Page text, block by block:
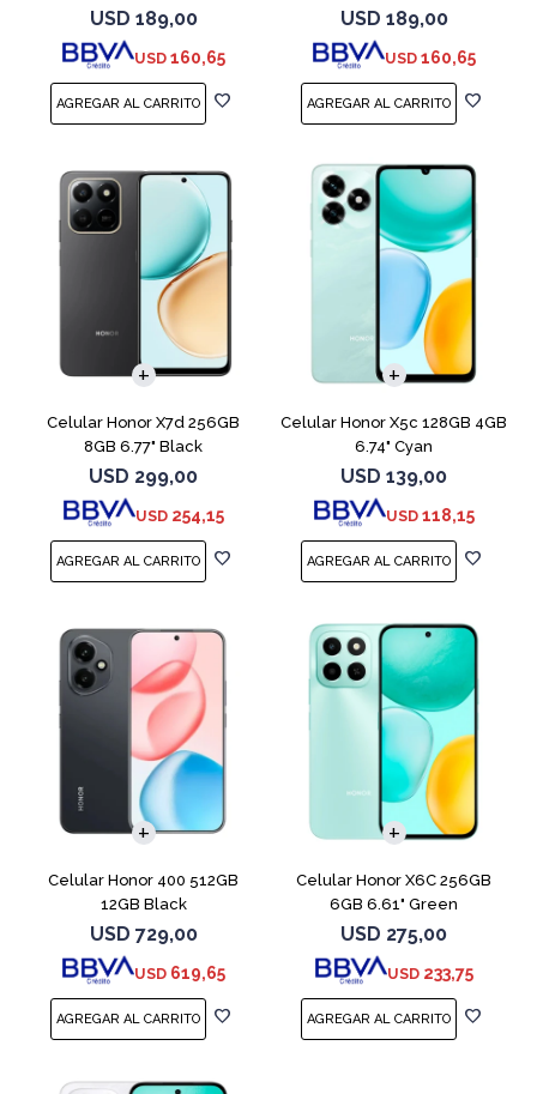
USD 189,00
USD 160,65
USD 189,00
USD 160,65
Celular Honor X7d 256GB
8GB 6.77" Black
USD 299,00
USD 254,15
COMPARAR
Celular Honor X5c 128GB 4GB
6.74" Cyan
USD 139,00
USD 118,15
COMPARAR
Celular Honor 400 512GB
12GB Black
USD 729,00
USD 619,65
COMPARAR
Celular Honor X6C 256GB
6GB 6.61" Green
USD 275,00
USD 233,75
COMPARAR